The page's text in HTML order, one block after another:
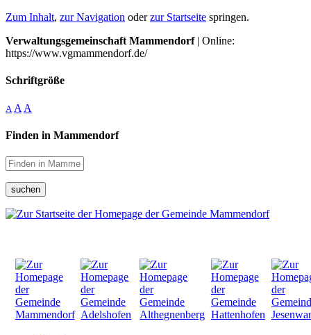
Zum Inhalt, zur Navigation oderzur Startseite springen.
Verwaltungsgemeinschaft Mammendorf| Online:
https://www.vgmammendorf.de/
Schriftgröße
A A A
Finden in Mammendorf
suchen